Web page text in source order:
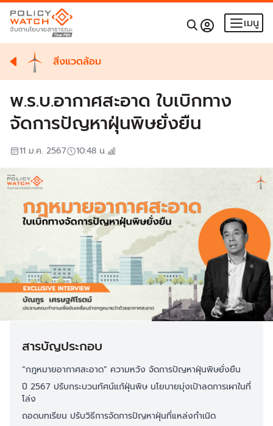
เมนู
สิ่งแวดล้อม
พ.ร.บ.อากาศสะอาด ใบเบิกทาง
จัดการปัญหาฝุ่นพิษยั่งยืน
11 ม.ค. 2567 10:48 น.
สารบัญประกอบ
“กฎหมายอากาศสะอาด” ความหวัง จัดการปัญหาฝุ่นพิษยั่งยืน
ปี 2567 ปรับกระบวนทัศน์แก้ฝุ่นพิษ นโยบายมุ่งเป้าลดการเผาในที่
โล่ง
ถอดบทเรียน ปรับวิธีการจัดการปัญหาฝุ่นที่แหล่งกำเนิด